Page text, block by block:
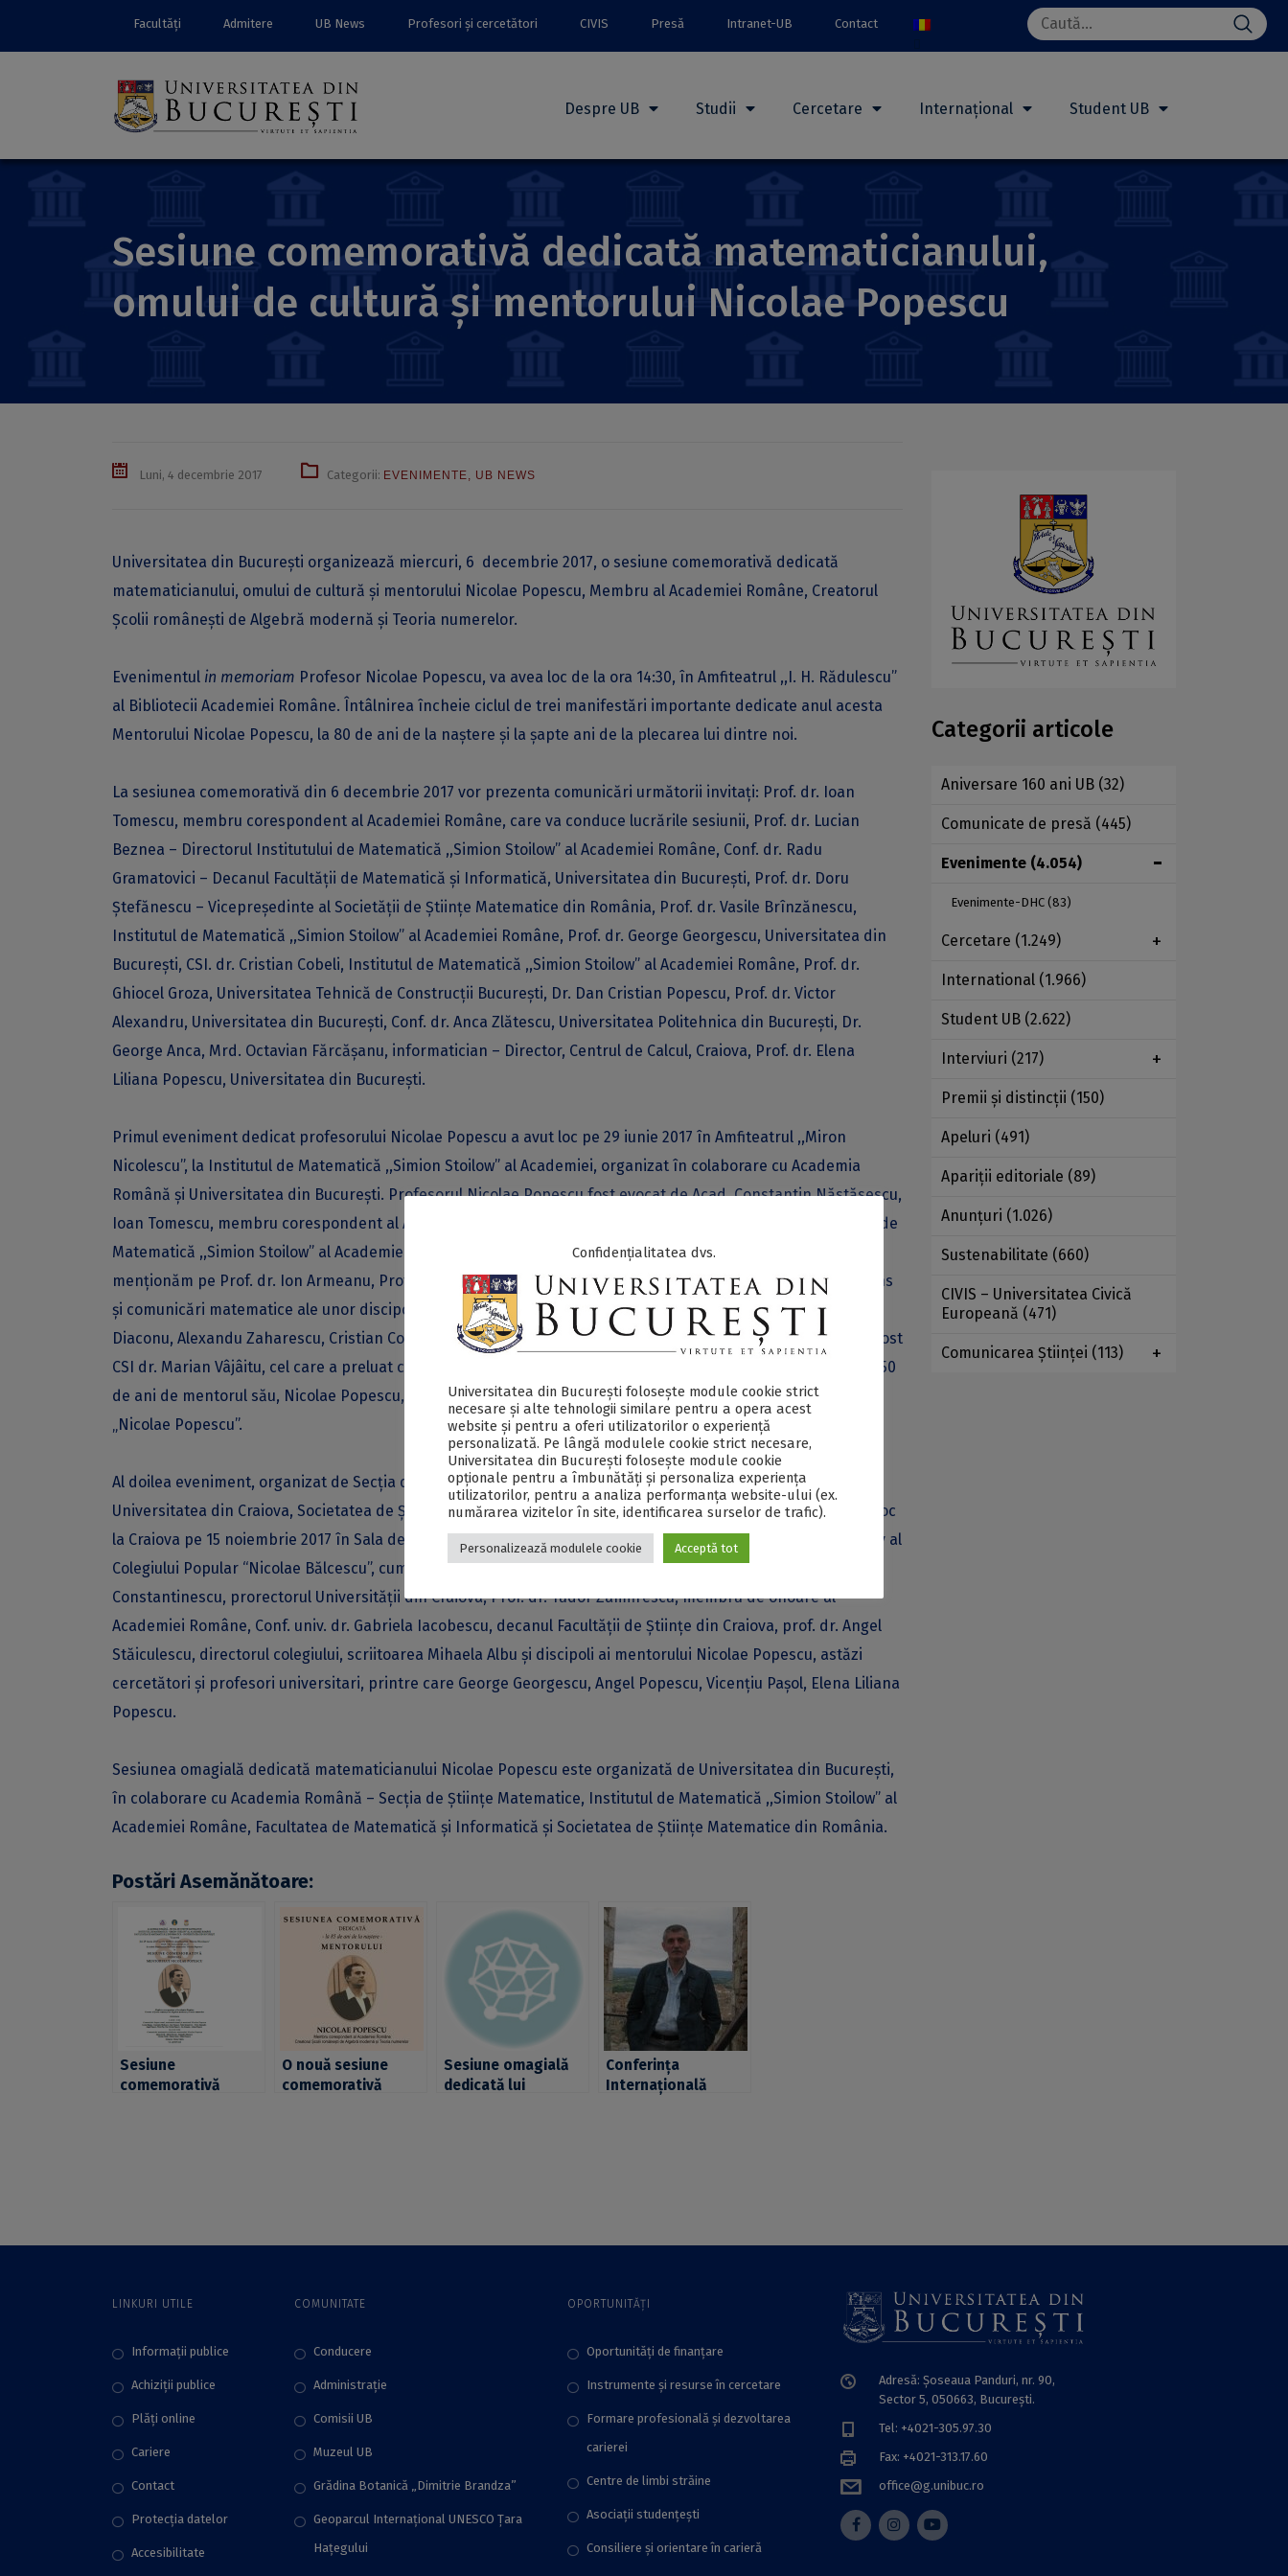
Facultăți Admitere UB News Profesori și cercetători CIVIS Presă Intranet-UB Contact
Search
for:
Despre UB Studii Cercetare Internațional Student UB
Sesiune comemorativă dedicată matematicianului,
omului de cultură și mentorului Nicolae Popescu
Luni, 4 decembrie 2017 Categorii: EVENIMENTE, UB NEWS
Universitatea din București organizează miercuri, 6 decembrie 2017, o sesiune comemorativă dedicată
matematicianului, omului de cultură și mentorului Nicolae Popescu, Membru al Academiei Române, Creatorul
Şcolii româneşti de Algebră modernă şi Teoria numerelor.
Evenimentul in memoriam Profesor Nicolae Popescu, va avea loc de la ora 14:30, în Amfiteatrul ,,I. H. Rădulescu”
al Bibliotecii Academiei Române. Întâlnirea încheie ciclul de trei manifestări importante dedicate anul acesta
Mentorului Nicolae Popescu, la 80 de ani de la naștere și la șapte ani de la plecarea lui dintre noi.
La sesiunea comemorativă din 6 decembrie 2017 vor prezenta comunicări următorii invitați: Prof. dr. Ioan
Tomescu, membru corespondent al Academiei Române, care va conduce lucrările sesiunii, Prof. dr. Lucian
Beznea – Directorul Institutului de Matematică ,,Simion Stoilow” al Academiei Române, Conf. dr. Radu
Gramatovici – Decanul Facultății de Matematică și Informatică, Universitatea din București, Prof. dr. Doru
Ștefănescu – Vicepreședinte al Societății de Științe Matematice din România, Prof. dr. Vasile Brînzănescu,
Institutul de Matematică ,,Simion Stoilow” al Academiei Române, Prof. dr. George Georgescu, Universitatea din
București, CSI. dr. Cristian Cobeli, Institutul de Matematică ,,Simion Stoilow” al Academiei Române, Prof. dr.
Ghiocel Groza, Universitatea Tehnică de Construcţii Bucureşti, Dr. Dan Cristian Popescu, Prof. dr. Victor
Alexandru, Universitatea din București, Conf. dr. Anca Zlătescu, Universitatea Politehnica din București, Dr.
George Anca, Mrd. Octavian Fărcășanu, informatician – Director, Centrul de Calcul, Craiova, Prof. dr. Elena
Liliana Popescu, Universitatea din București.
Primul eveniment dedicat profesorului Nicolae Popescu a avut loc pe 29 iunie 2017 în Amfiteatrul ,,Miron
Nicolescu”, la Institutul de Matematică ,,Simion Stoilow” al Academiei, organizat în colaborare cu Academia
Română și Universitatea din București. Profesorul Nicolae Popescu fost evocat de Acad. Constantin Năstăsescu,
Ioan Tomescu, membru corespondent al Academiei Române, Prof. dr. Lucian Beznea – Directorul Institutului de
Matematică ,,Simion Stoilow” al Academiei Române și de alți profesori universitari și cercetători dintre care îi
menționăm pe Prof. dr. Ion Armeanu, Prof. dr. Victor Alexandru, Prof. dr. Angel Popescu. Evenimentul a cuprins
și comunicări matematice ale unor discipoli ai săi, matematicieni din țară și străinătate (Adrian Ioviță, Adrian
Diaconu, Alexandu Zaharescu, Cristian Cobeli, Marian Anton, Mihai Prunescu). Moderator al evenimentului a fost
CSI dr. Marian Vâjâitu, cel care a preluat conducerea Seminarului inițiat încă din studenție și condus timp de 50
de ani de mentorul său, Nicolae Popescu, seminar care astăzi se numește Seminarul de Teoria numerelor
„Nicolae Popescu”.
Al doilea eveniment, organizat de Secția de Științe Matematice a Academiei Române, în colaborare cu
Universitatea din Craiova, Societatea de Științe Matematice din România și Colegiul Național ,,Carol I”, a avut loc
la Craiova pe 15 noiembrie 2017 în Sala de festivități a colegiului. Despre profesorul Nicolae Popescu, fost elev al
Colegiului Popular “Nicolae Bălcescu”, cum se denumea pe atunci colegiul, au vorbit Prof. univ. dr. Radu
Constantinescu, prorectorul Universității din Craiova, Prof. dr. Tudor Zamfirescu, membru de onoare al
Academiei Române, Conf. univ. dr. Gabriela Iacobescu, decanul Facultății de Științe din Craiova, prof. dr. Angel
Stăiculescu, directorul colegiului, scriitoarea Mihaela Albu și discipoli ai mentorului Nicolae Popescu, astăzi
cercetători și profesori universitari, printre care George Georgescu, Angel Popescu, Vicențiu Pașol, Elena Liliana
Popescu.
Sesiunea omagială dedicată matematicianului Nicolae Popescu este organizată de Universitatea din Bucureşti,
în colaborare cu Academia Română – Secţia de Științe Matematice, Institutul de Matematică ,,Simion Stoilow” al
Academiei Române, Facultatea de Matematică și Informatică și Societatea de Științe Matematice din România.
Postări Asemănătoare:
Sesiune
comemorativă
Teoria numerelor
O nouă sesiune
comemorativă
Teoria numerelor
Sesiune omagială
dedicată lui
Conferința
Internațională
Categorii articole
Aniversare 160 ani UB (32)
Comunicate de presă (445)
Evenimente (4.054)
Evenimente-DHC (83)
Cercetare (1.249)
International (1.966)
Student UB (2.622)
Interviuri (217)
Premii şi distincţii (150)
Apeluri (491)
Apariţii editoriale (89)
Anunţuri (1.026)
Sustenabilitate (660)
CIVIS – Universitatea Civică
Europeană (471)
Comunicarea Ştiinţei (113)
LINKURI UTILE
Informații publice
Achiziții publice
Plăţi online
Cariere
Contact
Protecţia datelor
Accesibilitate
COMUNITATE
Conducere
Administraţie
Comisii UB
Muzeul UB
Grădina Botanică „Dimitrie Brandza”
Geoparcul Internațional UNESCO Țara
Hațegului
OPORTUNITĂȚI
Oportunități de finanțare
Instrumente și resurse în cercetare
Formare profesională și dezvoltarea
carierei
Centre de limbi străine
Asociații studențești
Consiliere şi orientare în carieră
Adresă: Șoseaua Panduri, nr. 90,
Sector 5, 050663, Bucureşti.
Tel: +4021-305.97.30
Fax: +4021-313.17.60
office@g.unibuc.ro
Confidențialitatea dvs.
Universitatea din București folosește module cookie strict
necesare și alte tehnologii similare pentru a opera acest
website și pentru a oferi utilizatorilor o experiență
personalizată. Pe lângă modulele cookie strict necesare,
Universitatea din București folosește module cookie
opționale pentru a îmbunătăți și personaliza experiența
utilizatorilor, pentru a analiza performanța website-ului (ex.
numărarea vizitelor în site, identificarea surselor de trafic).
Personalizează modulele cookie Acceptă tot